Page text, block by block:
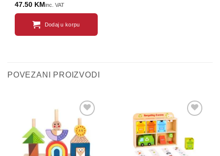
47.50 KM inc. VAT
Dodaj u korpu
POVEZANI PROIZVODI
proizvod